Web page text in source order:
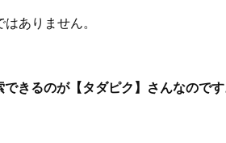
ありません。
きるのが【タダピク】さんなのです